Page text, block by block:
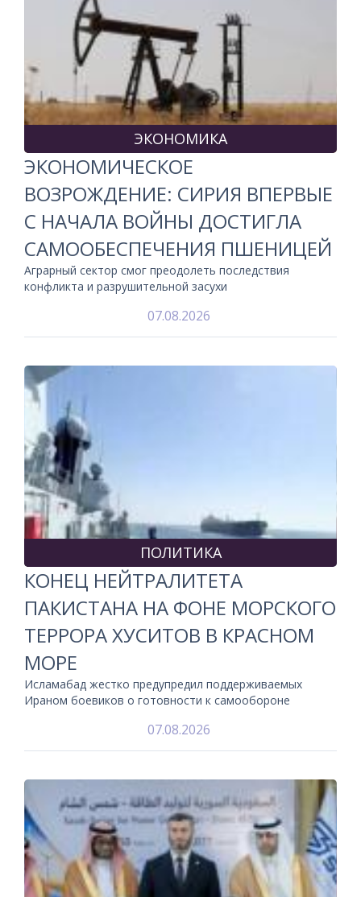
ЭКОНОМИКА
ЭКОНОМИЧЕСКОЕ
ВОЗРОЖДЕНИЕ: СИРИЯ ВПЕРВЫЕ
С НАЧАЛА ВОЙНЫ ДОСТИГЛА
САМООБЕСПЕЧЕНИЯ ПШЕНИЦЕЙ
Аграрный сектор смог преодолеть последствия
конфликта и разрушительной засухи
07.08.2026
ПОЛИТИКА
КОНЕЦ НЕЙТРАЛИТЕТА
ПАКИСТАНА НА ФОНЕ МОРСКОГО
ТЕРРОРА ХУСИТОВ В КРАСНОМ
МОРЕ
Исламабад жестко предупредил поддерживаемых
Ираном боевиков о готовности к самообороне
07.08.2026